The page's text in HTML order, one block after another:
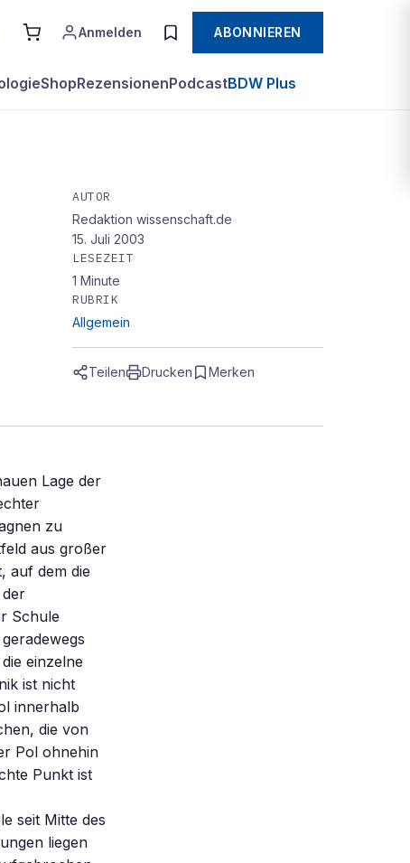
Anmelden ABONNIEREN
ShopRezensionenPodcastBDW Plus
AUTOR
Redaktion wissenschaft.de
15. Juli 2003
LESEZEIT
1 Minute
RUBRIK
Allgemein
Teilen Drucken Merken
Lage der
zu
aus großer
auf dem die
Schule
einzelne
ist nicht
innerhalb
die von
Pol ohnehin
Punkt ist
seit Mitte des
liegen